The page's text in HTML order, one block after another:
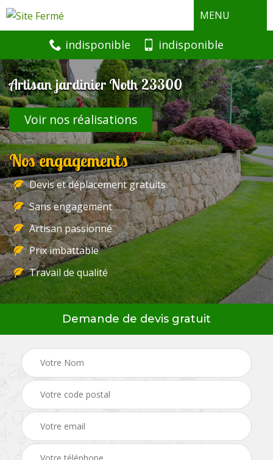
MENU
indisponible indisponible
Artisan jardinier Noth 23300
Voir nos réalisations
Nos engagements
Devis et déplacement gratuits
Sans engagement
Artisan passionné
Prix imbattable
Travail de qualité
Demande de devis gratuit